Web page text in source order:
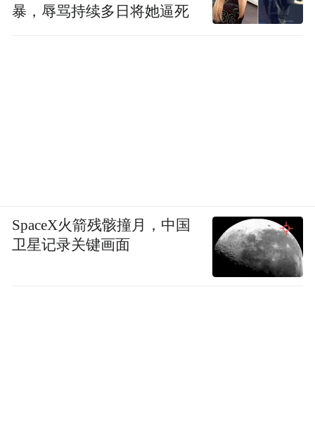
暴，辱骂持续多日将她逼死
SpaceX火箭残骸撞月，中国
卫星记录关键画面